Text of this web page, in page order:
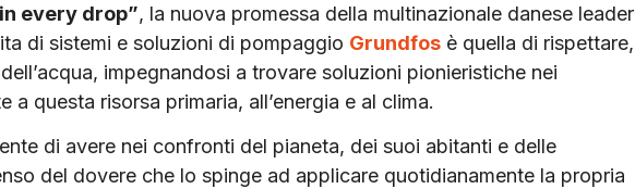
every drop”, la nuova promessa della multinazionale danese leader
di sistemi e soluzioni di pompaggio Grundfos è quella di rispettare,
impegnandosi a trovare soluzioni pionieristiche nei
questa risorsa primaria, all’energia e al clima.
di avere nei confronti del pianeta, dei suoi abitanti e delle
del dovere che lo spinge ad applicare quotidianamente la propria